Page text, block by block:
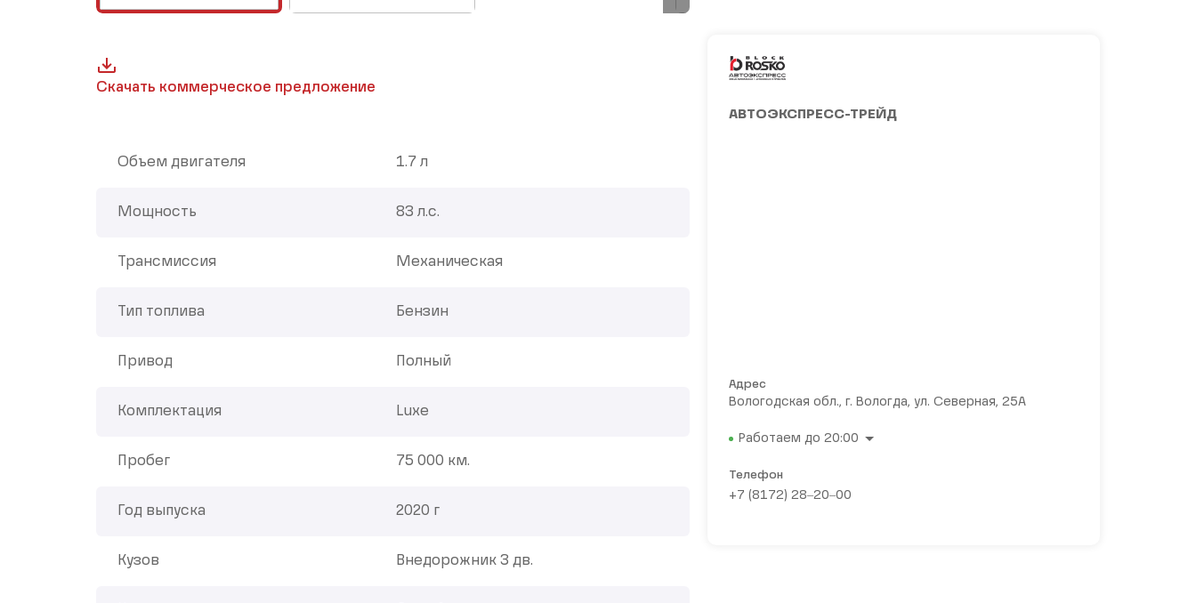
Скачать коммерческое предложение
Объем двигателя 1.7 л
Мощность 83 л.с.
Трансмиссия Механическая
Тип топлива Бензин
Привод Полный
Комплектация Luxe
Пробег 75 000 км.
Год выпуска 2020 г
Кузов Внедорожник 3 дв.
АВТОЭКСПРЕСС-ТРЕЙД
Адрес
Вологодская обл., г. Вологда, ул. Северная, 25А
Работаем до 20:00
Телефон
+7 (8172) 28‒20‒00